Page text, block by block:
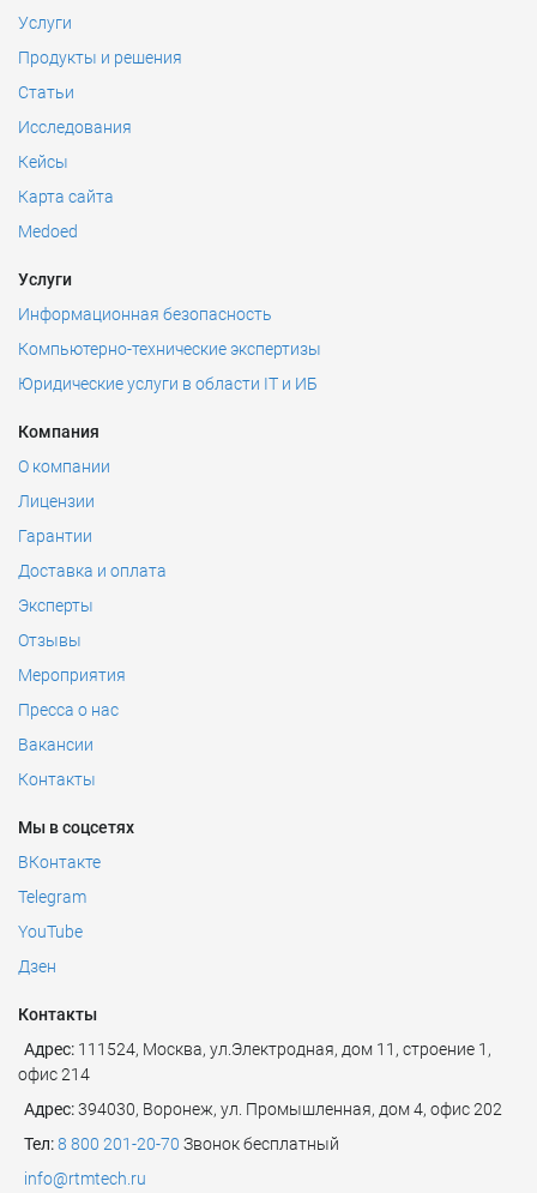
Услуги
Продукты и решения
Статьи
Исследования
Кейсы
Карта сайта
Medoed
Услуги
Информационная безопасность
Компьютерно-технические экспертизы
Юридические услуги в области IT и ИБ
Компания
О компании
Лицензии
Гарантии
Доставка и оплата
Эксперты
Отзывы
Мероприятия
Пресса о нас
Вакансии
Контакты
Мы в соцсетях
ВКонтакте
Telegram
YouTube
Дзен
Контакты
Адрес: 111524, Москва, ул.Электродная, дом 11, строение 1,
офис 214
Адрес:394030, Воронеж, ул. Промышленная, дом 4, офис 202
Тел:8 800 201-20-70 Звонок бесплатный
info@rtmtech.ru